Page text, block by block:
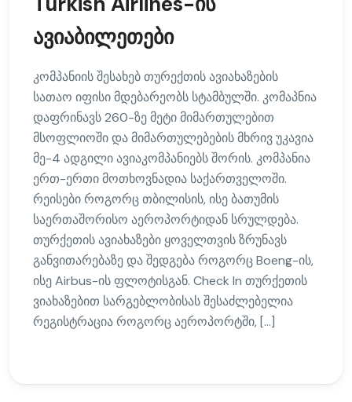
ავიაბილეთები
კომპანიის შესახებ თურექთის ავიახაზების
სათაო იფისი მდებარეობს სტამბულში. კომაპნია
დაფრინავს 260-ზე მეტი მიმართულებით
მსოფლიოში და მიმართულებების მხრივ უკავია
მე-4 ადგილი ავიაკომპანიებს შორის. კომპანია
ერთ-ერთი მოთხოვნადია საქართველოში.
რეისები როგორც თბილისის, ისე ბათუმის
საერთაშორისო აეროპორტიდან სრულდება.
თურქეთის ავიახაზები ყოველთვის ზრუნავს
განვითარებაზე და შედგება როგორც Boeng-ის,
ისე Airbus-ის ფლოტისგან. Check In თურქეთის
ვიახაზებით სარგებლობისას შესაძლებელია
რეგისტრაცია როგორც აეროპორტში, […]